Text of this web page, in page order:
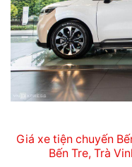
Giá xe tiện chuyến
Bến Tre, Trà